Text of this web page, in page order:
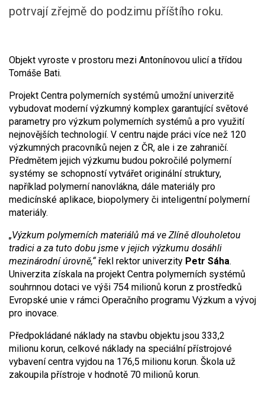
potrvají zřejmě do podzimu příštího roku.
Objekt vyroste v prostoru mezi Antonínovou ulicí a třídou
Tomáše Bati.
Projekt Centra polymerních systémů umožní univerzitě
vybudovat moderní výzkumný komplex garantující světové
parametry pro výzkum polymerních systémů a pro využití
nejnovějších technologií. V centru najde práci více než 120
výzkumných pracovníků nejen z ČR, ale i ze zahraničí.
Předmětem jejich výzkumu budou pokročilé polymerní
systémy se schopností vytvářet originální struktury,
například polymerní nanovlákna, dále materiály pro
medicínské aplikace, biopolymery či inteligentní polymerní
materiály.
„Výzkum polymerních materiálů má ve Zlíně dlouholetou
tradici a za tuto dobu jsme v jejich výzkumu dosáhli
mezinárodní úrovně,“řekl rektor univerzity Petr Sáha.
Univerzita získala na projekt Centra polymerních systémů
souhrnnou dotaci ve výši 754 milionů korun z prostředků
Evropské unie v rámci Operačního programu Výzkum a vývoj
pro inovace.
Předpokládané náklady na stavbu objektu jsou 333,2
milionu korun, celkové náklady na speciální přístrojové
vybavení centra vyjdou na 176,5 milionu korun. Škola už
zakoupila přístroje v hodnotě 70 milionů korun.